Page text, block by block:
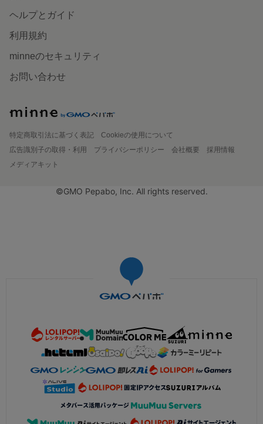
ヘルプとガイド
利用規約
minneのセキュリティ
お問い合わせ
特定商取引法に基づく表記
Cookieの使用について
広告識別子の取得・利用
プライバシーポリシー 会社概要
採用情報
メディアキット
©GMO Pepabo, Inc. All rights reserved.